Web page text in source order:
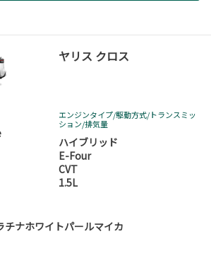
ヤリス クロス
エンジンタイプ/駆動方式/トランスミッ
ション/排気量
ハイブリッド
E-Four
CVT
1.5L
ナホワイトパールマイカ